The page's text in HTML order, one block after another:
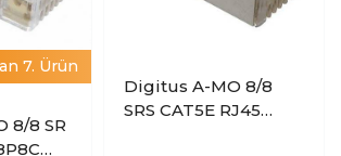
7. Ürün
8/8 SR
Digitus A-MO 8/8
SRS CAT5E RJ45